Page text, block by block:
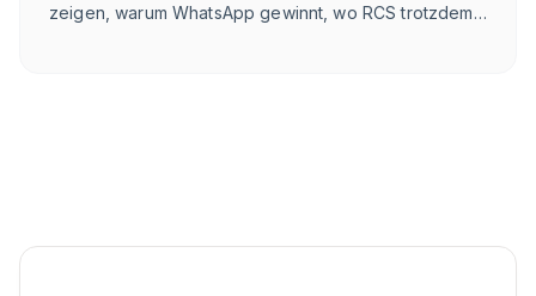
zeigen, warum WhatsApp gewinnt, wo RCS trotzdem